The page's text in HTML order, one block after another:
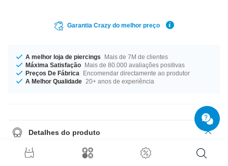
Garantia Crazy do melhor preço
A melhor loja de piercings
Mais de 7M de clientes
Máxima Satisfação Mais de 80.000 avaliações positivas
Preços De Fábrica
Encomendar directamente ao produtor
A Melhor Qualidade 20+ anos de experiência
Detalhes do produto
Este artigo é vendido ao par. Se escolher quantidade = 1, receberá um